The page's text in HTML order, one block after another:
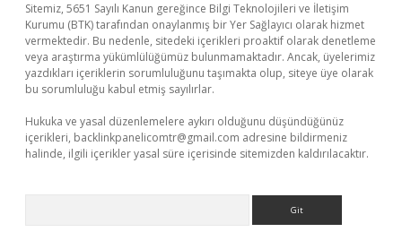
Sitemiz, 5651 Sayılı Kanun gereğince Bilgi Teknolojileri ve İletişim
Kurumu (BTK) tarafından onaylanmış bir Yer Sağlayıcı olarak hizmet
vermektedir. Bu nedenle, sitedeki içerikleri proaktif olarak denetleme
veya araştırma yükümlülüğümüz bulunmamaktadır. Ancak, üyelerimiz
yazdıkları içeriklerin sorumluluğunu taşımakta olup, siteye üye olarak
bu sorumluluğu kabul etmiş sayılırlar.
Hukuka ve yasal düzenlemelere aykırı olduğunu düşündüğünüz
içerikleri, backlinkpanelicomtr@gmail.com adresine bildirmeniz
halinde, ilgili içerikler yasal süre içerisinde sitemizden kaldırılacaktır.